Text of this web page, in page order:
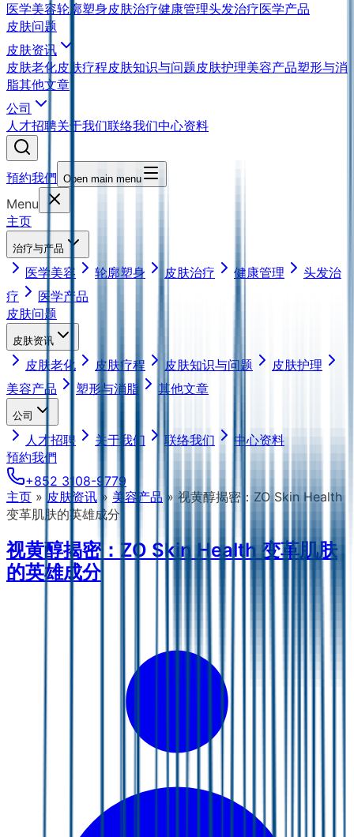
医学美容轮廓塑身皮肤治疗健康管理头发治疗医学产品
皮肤问题
皮肤资讯
皮肤老化皮肤疗程皮肤知识与问题皮肤护理美容产品塑形与消
脂其他文章
公司
人才招聘关于我们联络我们中心资料
預約我們 Open main menu
Menu
主页
治疗与产品
医学美容 轮廓塑身 皮肤治疗 健康管理
头发治
疗
医学产品
皮肤问题
皮肤资讯
皮肤老化 皮肤疗程 皮肤知识与问题
皮肤护理
美容产品
塑形与消脂 其他文章
公司
人才招聘 关于我们 联络我们
中心资料
預約我們
+852 3108-9779
主页 » 皮肤资讯 » 美容产品 » 视黄醇揭密：ZO Skin Health
变革肌肤的英雄成分
视黄醇揭密：ZO Skin Health 变革肌肤
的英雄成分